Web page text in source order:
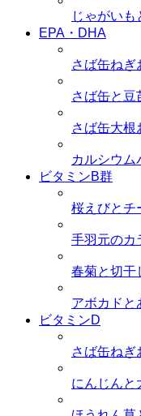
じゃがい
EPA・DHA
さば缶ねぎ
さば缶と豆
さば缶大根
カルシウム
ビタミンB群
桜えびとチ
手羽元のカ
春菊と切干
アボカドと
ビタミンD
さば缶ねぎ
にんじんと